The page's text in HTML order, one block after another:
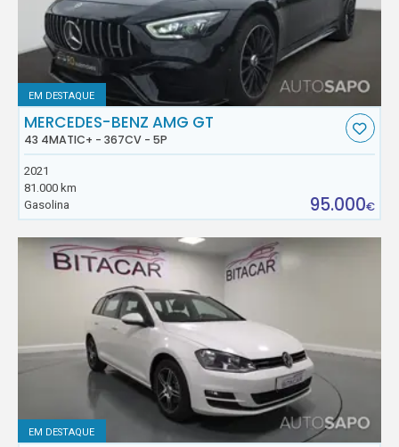
EM DESTAQUE
MERCEDES-BENZ AMG GT
43 4MATIC+ - 367CV - 5P
2021
81.000 km
Gasolina
95.000€
EM DESTAQUE